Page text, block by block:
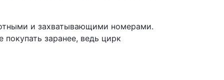
и захватывающими номерами.
заранее, ведь цирк